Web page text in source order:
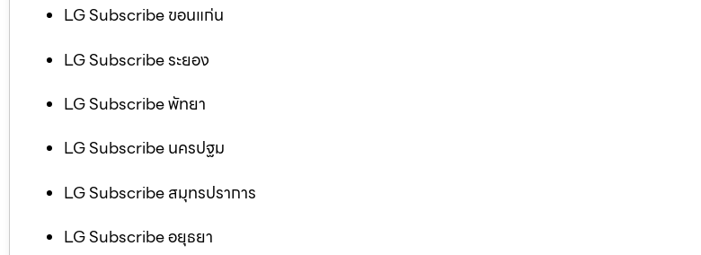
LG Subscribe ขอนแก่น
LG Subscribe ระยอง
LG Subscribe พัทยา
LG Subscribe นครปฐม
LG Subscribe สมุทรปราการ
LG Subscribe อยุธยา